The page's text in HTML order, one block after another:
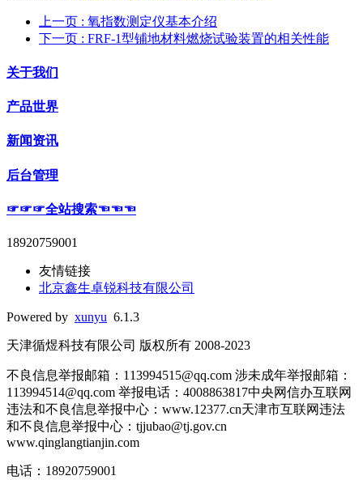
上一页 : 氧指数测定仪基本介绍
下一页 : FRF-1型铺地材料燃烧试验装置的相关性能
关于我们
产品世界
新闻资讯
后台管理
☞☞☞全站搜索☜☜☜
18920759001
友情链接
北京鑫生卓锐科技有限公司
Powered by xunyu 6.1.3
天津循煜科技有限公司 版权所有 2008-2023
不良信息举报邮箱：113994515@qq.com 涉未成年举报邮箱：
113994514@qq.com 举报电话：4008863817中央网信办互联网
违法和不良信息举报中心：www.12377.cn天津市互联网违法
和不良信息举报中心：tjjubao@tj.gov.cn
www.qinglangtianjin.com
电话：18920759001